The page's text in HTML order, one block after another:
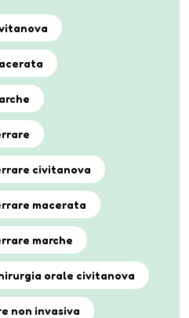
civitanova
macerata
marche
orale civitanova
non invasiva